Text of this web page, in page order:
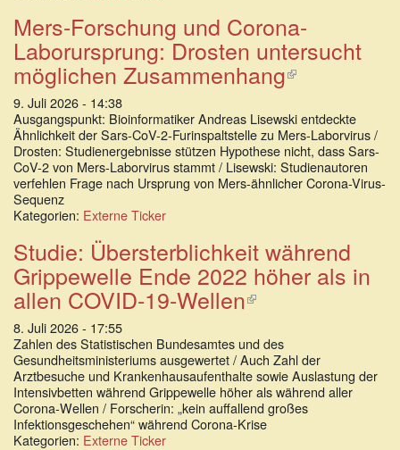
Mers-Forschung und Corona-
Laborursprung: Drosten untersucht
möglichen Zusammenhang(Link
extern)
9. Juli 2026 - 14:38
Ausgangspunkt: Bioinformatiker Andreas Lisewski entdeckte
Ähnlichkeit der Sars-CoV-2-Furinspaltstelle zu Mers-Laborvirus /
Drosten: Studienergebnisse stützen Hypothese nicht, dass Sars-
CoV-2 von Mers-Laborvirus stammt / Lisewski: Studienautoren
verfehlen Frage nach Ursprung von Mers-ähnlicher Corona-Virus-
Sequenz
Kategorien: Externe Ticker
Studie: Übersterblichkeit während
Grippewelle Ende 2022 höher als in
allen COVID-19-Wellen(Link
extern)
8. Juli 2026 - 17:55
Zahlen des Statistischen Bundesamtes und des
Gesundheitsministeriums ausgewertet / Auch Zahl der
Arztbesuche und Krankenhausaufenthalte sowie Auslastung der
Intensivbetten während Grippewelle höher als während aller
Corona-Wellen / Forscherin: „kein auffallend großes
Infektionsgeschehen“ während Corona-Krise
Kategorien: Externe Ticker